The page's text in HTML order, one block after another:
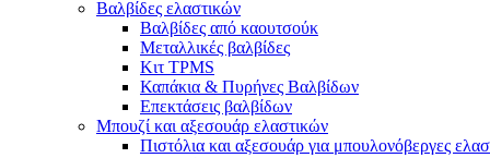
Βαλβίδες ελαστικών
Βαλβίδες από καουτσούκ
Μεταλλικές βαλβίδες
Κιτ TPMS
Καπάκια & Πυρήνες Βαλβίδων
Επεκτάσεις βαλβίδων
Μπουζί και αξεσουάρ ελαστικών
Πιστόλια και αξεσουάρ για μπουλονόβεργες